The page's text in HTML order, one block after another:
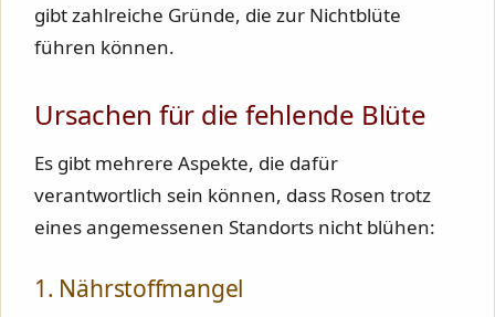
gibt zahlreiche Gründe, die zur Nichtblüte
führen können.
Ursachen für die fehlende Blüte
Es gibt mehrere Aspekte, die dafür
verantwortlich sein können, dass Rosen trotz
eines angemessenen Standorts nicht blühen:
1. Nährstoffmangel